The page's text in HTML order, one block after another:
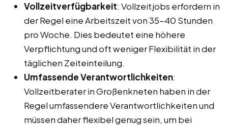
Vollzeitverfügbarkeit: Vollzeitjobs erfordern in
der Regel eine Arbeitszeit von 35-40 Stunden
pro Woche. Dies bedeutet eine höhere
Verpflichtung und oft weniger Flexibilität in der
täglichen Zeiteinteilung.
Umfassende Verantwortlichkeiten:
Vollzeitberater in Großenkneten haben in der
Regel umfassendere Verantwortlichkeiten und
müssen daher flexibel genug sein, um bei